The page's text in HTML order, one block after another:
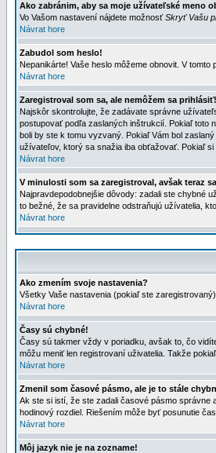
Ako zabránim, aby sa moje užívateľské meno
Vo Vašom nastavení nájdete možnosťSkryť Vašu
Návrat hore
Zabudol som heslo!
Nepanikárte! Vaše heslo môžeme obnovit. V
Návrat hore
Zaregistroval som sa, ale nemôžem sa prihlásiť!
Najskôr skontrolujte, že zadávate správne
postupovať podľa zaslaných inštrukcií. Pokiaľ toto
boli by ste k tomu vyzvaný. Pokiaľ Vám bol
užívateľov, ktorý sa snažia iba obťažovať. Pokiaľ si
Návrat hore
V minulosti som sa zaregistroval, avšak teraz
Najpravdepodobnejšie dôvody: zadali ste chybné
to bežné, že sa pravidelne odstraňujú užívatelia,
Návrat hore
Ako zmením svoje nastavenia?
Všetky Vaše nastavenia (pokiaľ ste
Návrat hore
Časy sú chybné!
Časy sú takmer vždy v poriadku, avšak to, čo
môžu meniť len registrovaní uživatelia. Takže
Návrat hore
Zmenil som časové pásmo, ale je to stále
Ak ste si istí, že ste zadali časové pásmo správne
hodinový rozdiel. Riešením môže byť posunutie
Návrat hore
Môj jazyk nie je na zozname!